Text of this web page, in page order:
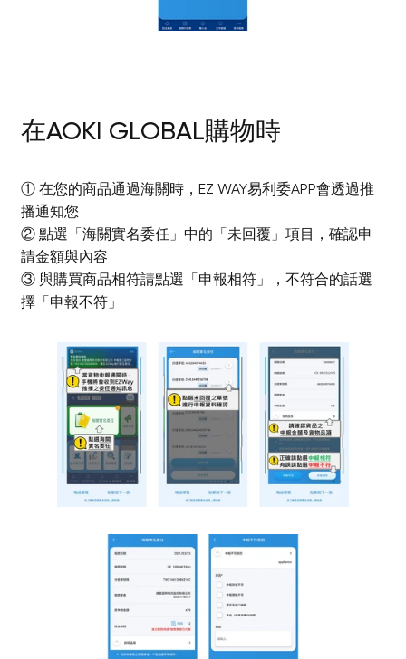
在AOKI GLOBAL購物時
① 在您的商品通過海關時，EZ WAY易利委APP會透過推
播通知您
② 點選「海關實名委任」中的「未回覆」項目，確認申
請金額與內容
③ 與購買商品相符請點選「申報相符」，不符合的話選
擇「申報不符」